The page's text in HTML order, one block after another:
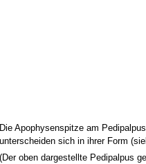
Die Apophysenspitze am
unterscheiden sich in ihrer Form
(Der oben dargestellte Pedipalpus